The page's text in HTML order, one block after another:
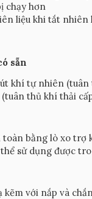
chạy hơn
liệu khi tắt nhiên
sẵn
khí tự nhiên
thủ khí thải
toàn bằng lò xo trợ
sử dụng được
kẽm với nắp và